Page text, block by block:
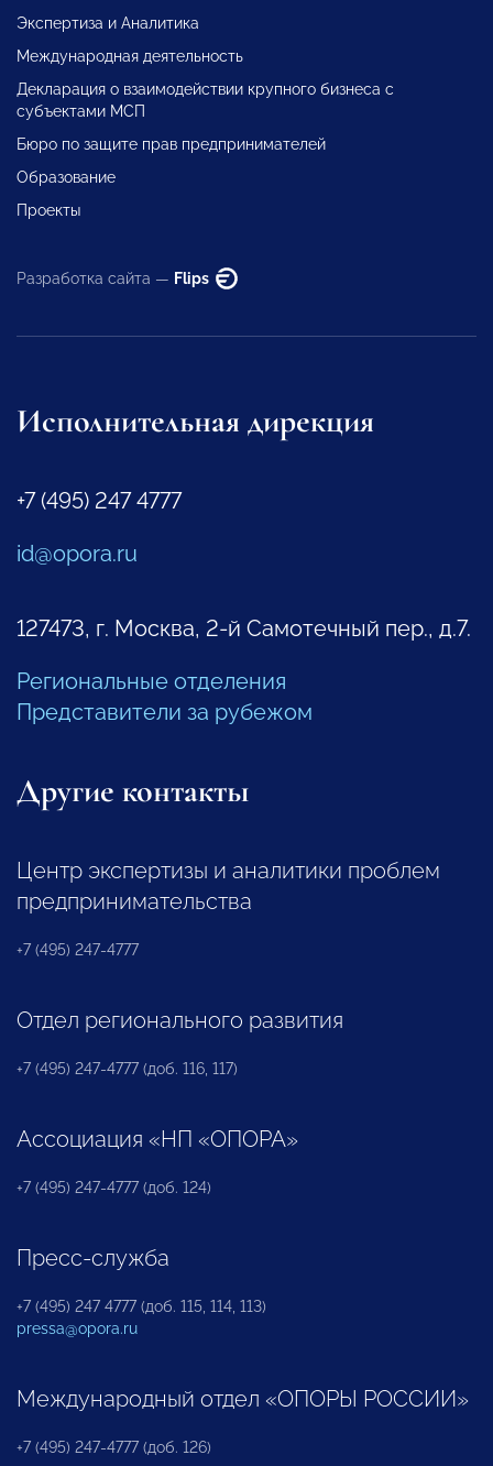
Экспертиза и Аналитика
Международная деятельность
Декларация о взаимодействии крупного бизнеса с
субъектами МСП
Бюро по защите прав предпринимателей
Образование
Проекты
Разработка сайта — Flips
Исполнительная дирекция
+7 (495) 247 4777
id@opora.ru
127473, г. Москва, 2-й Самотечный пер., д.7.
Региональные отделения
Представители за рубежом
Другие контакты
Центр экспертизы и аналитики проблем
предпринимательства
+7 (495) 247-4777
Отдел регионального развития
+7 (495) 247-4777 (доб. 116, 117)
Ассоциация «НП «ОПОРА»
+7 (495) 247-4777 (доб. 124)
Пресс-служба
+7 (495) 247 4777 (доб. 115, 114, 113)
pressa@opora.ru
Международный отдел «ОПОРЫ РОССИИ»
+7 (495) 247-4777 (доб. 126)